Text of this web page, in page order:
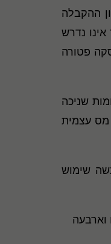
ההקבלה
אינו נדרש
31(4) לחוק מע"מ הקובע כעסקה פטורה
שניכה
מס עצמית
"אם נעשה שימוש
על עשרים וארבעה